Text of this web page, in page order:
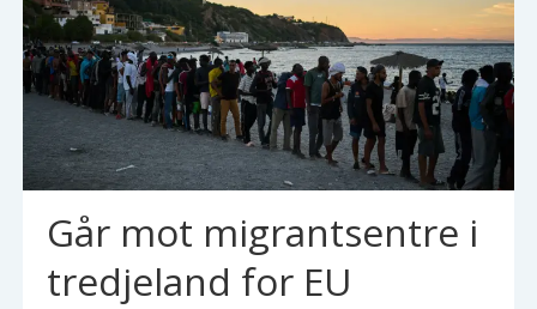
Går mot migrantsentre i
tredjeland for EU